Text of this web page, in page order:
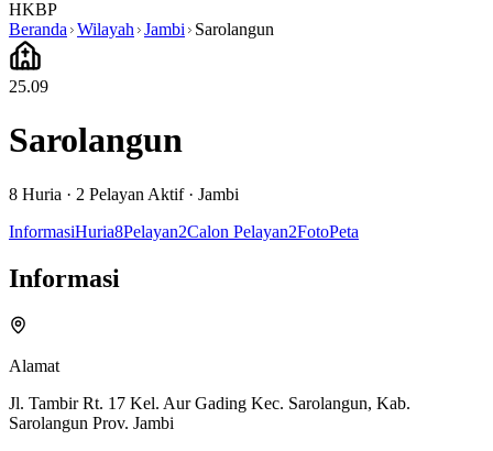
HKBP
Beranda Wilayah Jambi Sarolangun
25.09
Sarolangun
8 Huria · 2 Pelayan Aktif· Jambi
InformasiHuria8Pelayan2Calon Pelayan2FotoPeta
Informasi
Alamat
Jl. Tambir Rt. 17 Kel. Aur Gading Kec. Sarolangun, Kab.
Sarolangun Prov. Jambi